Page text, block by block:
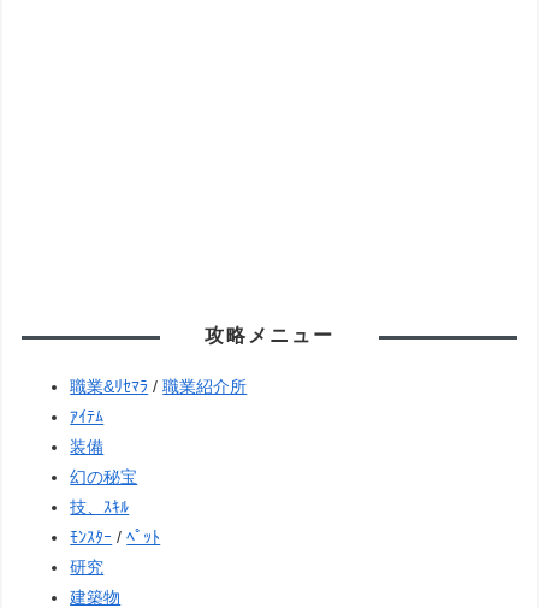
攻略メニュー
職業&ﾘｾﾏﾗ /職業紹介所
ｱｲﾃﾑ
装備
幻の秘宝
技、ｽｷﾙ
ﾓﾝｽﾀｰ /ﾍﾟｯﾄ
研究
建築物